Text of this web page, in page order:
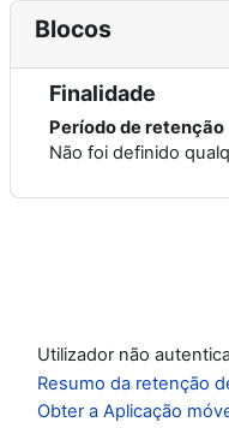
Blocos
Finalidade
Período de retenção
Não foi definido
Utilizador não
Resumo da retenção
Obter a Aplicação